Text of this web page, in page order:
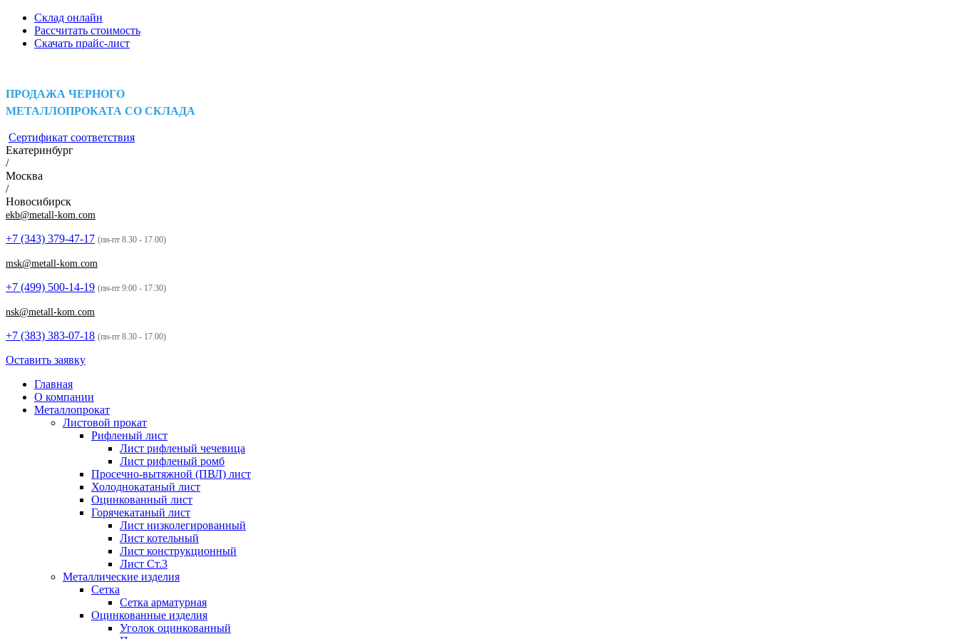
Склад онлайн
Рассчитать стоимость
Скачать прайс-лист
ПРОДАЖА ЧЕРНОГО
МЕТАЛЛОПРОКАТА СО СКЛАДА
Сертификат соответствия
Екатеринбург
/
Москва
/
Новосибирск
ekb@metall-kom.com
+7 (343) 379-47-17 (пн-пт 8.30 - 17.00)
msk@metall-kom.com
+7 (499) 500-14-19 (пн-пт 9:00 - 17.30)
nsk@metall-kom.com
+7 (383) 383-07-18 (пн-пт 8.30 - 17.00)
Оставить заявку
Главная
О компании
Металлопрокат
Листовой прокат
Рифленый лист
Лист рифленый чечевица
Лист рифленый ромб
Просечно-вытяжной (ПВЛ) лист
Холоднокатаный лист
Оцинкованный лист
Горячекатаный лист
Лист низколегированный
Лист котельный
Лист конструкционный
Лист Ст.3
Металлические изделия
Сетка
Сетка арматурная
Оцинкованные изделия
Уголок оцинкованный